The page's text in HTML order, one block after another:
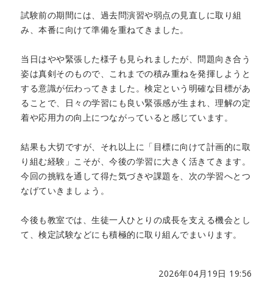
試験前の期間には、過去問演習や弱点の見直しに取り組
み、本番に向けて準備を重ねてきました。
当日はやや緊張した様子も見られましたが、問題向き合う
姿は真剣そのもので、これまでの積み重ねを発揮しようと
する意識が伝わってきました。検定という明確な目標があ
ることで、日々の学習にも良い緊張感が生まれ、理解の定
着や応用力の向上につながっていると感じています。
結果も大切ですが、それ以上に「目標に向けて計画的に取
り組む経験」こそが、今後の学習に大きく活きてきます。
今回の挑戦を通して得た気づきや課題を、次の学習へとつ
なげていきましょう。
今後も教室では、生徒一人ひとりの成長を支える機会とし
て、検定試験などにも積極的に取り組んでまいります。
2026年04月19日 19:56